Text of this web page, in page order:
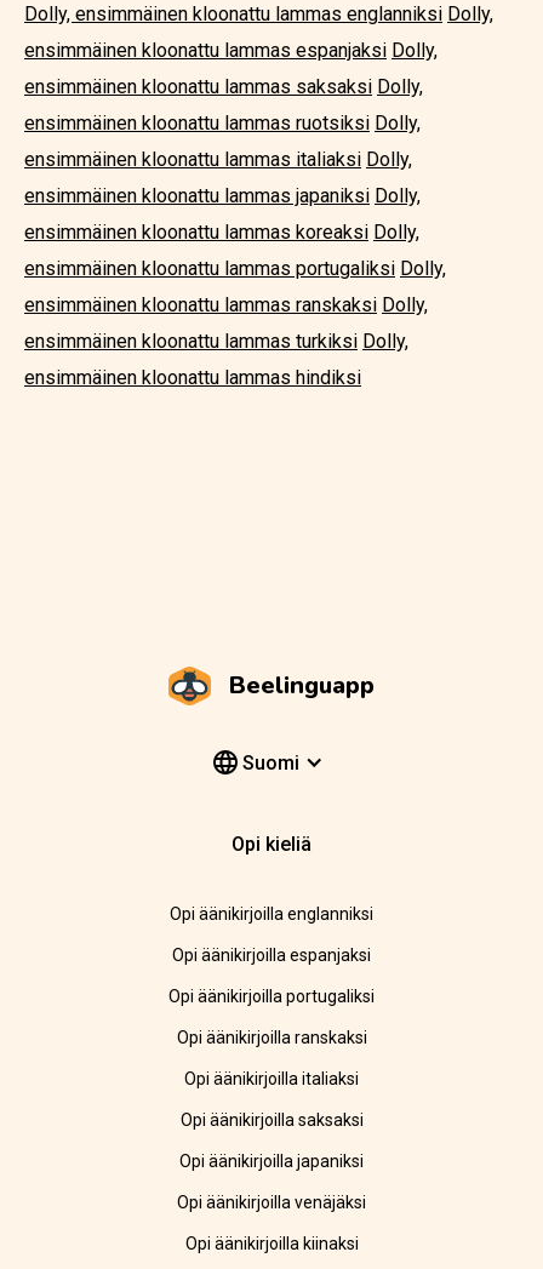
Dolly, ensimmäinen kloonattu lammas englanniksi Dolly,
ensimmäinen kloonattu lammas espanjaksi Dolly,
ensimmäinen kloonattu lammas saksaksi Dolly,
ensimmäinen kloonattu lammas ruotsiksi Dolly,
ensimmäinen kloonattu lammas italiaksi Dolly,
ensimmäinen kloonattu lammas japaniksi Dolly,
ensimmäinen kloonattu lammas koreaksi Dolly,
ensimmäinen kloonattu lammas portugaliksi Dolly,
ensimmäinen kloonattu lammas ranskaksi Dolly,
ensimmäinen kloonattu lammas turkiksi Dolly,
ensimmäinen kloonattu lammas hindiksi
Beelinguapp
Suomi
Opi kieliä
Opi äänikirjoilla englanniksi
Opi äänikirjoilla espanjaksi
Opi äänikirjoilla portugaliksi
Opi äänikirjoilla ranskaksi
Opi äänikirjoilla italiaksi
Opi äänikirjoilla saksaksi
Opi äänikirjoilla japaniksi
Opi äänikirjoilla venäjäksi
Opi äänikirjoilla kiinaksi